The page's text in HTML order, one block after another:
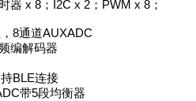
器 x 8；I2C x 2；PWM x 8；
8通道AUXADC
编解码器
BLE连接
带5段均衡器